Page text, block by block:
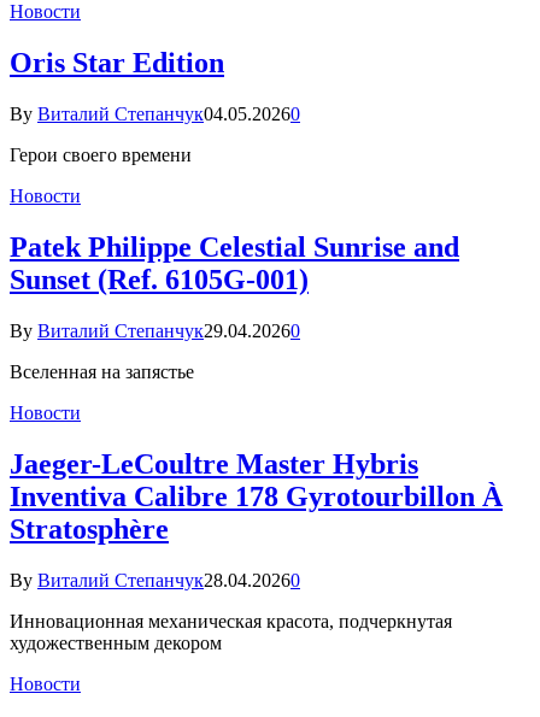
Новости
Oris Star Edition
By Виталий Степанчук04.05.20260
Герои своего времени
Новости
Patek Philippe Celestial Sunrise and
Sunset (Ref. 6105G-001)
By Виталий Степанчук29.04.20260
Вселенная на запястье
Новости
Jaeger-LeCoultre Master Hybris
Inventiva Calibre 178 Gyrotourbillon À
Stratosphère
By Виталий Степанчук28.04.20260
Инновационная механическая красота, подчеркнутая
художественным декором
Новости